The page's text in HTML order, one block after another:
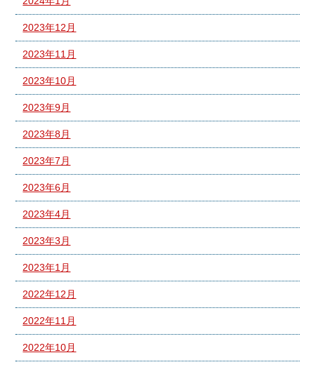
2023年12月
2023年11月
2023年10月
2023年9月
2023年8月
2023年7月
2023年6月
2023年4月
2023年3月
2023年1月
2022年12月
2022年11月
2022年10月